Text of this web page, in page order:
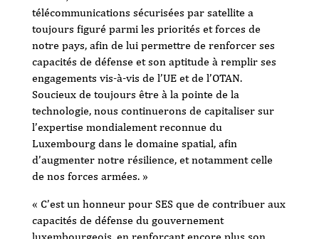
télécommunications sécurisées par satellite a
toujours figuré parmi les priorités et forces de
notre pays, afin de lui permettre de renforcer ses
capacités de défense et son aptitude à remplir ses
engagements vis-à-vis de l’UE et de l’OTAN.
Soucieux de toujours être à la pointe de la
technologie, nous continuerons de capitaliser sur
l’expertise mondialement reconnue du
Luxembourg dans le domaine spatial, afin
d’augmenter notre résilience, et notamment celle
de nos forces armées. »
« C’est un honneur pour SES que de contribuer aux
capacités de défense du gouvernement